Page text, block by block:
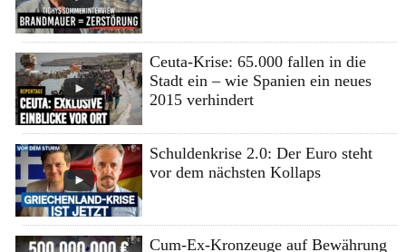
Ceuta-Krise: 65.000 fallen in die
Stadt ein – wie Spanien ein neues
2015 verhindert
Schuldenkrise 2.0: Der Euro steht
vor dem nächsten Kollaps
Cum-Ex-Kronzeuge auf Bewährung